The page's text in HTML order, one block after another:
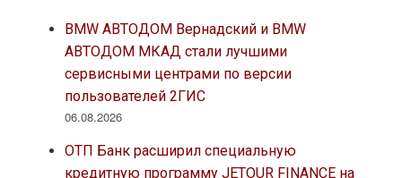
BMW АВТОДОМ Вернадский и BMW
АВТОДОМ МКАД стали лучшими
сервисными центрами по версии
пользователей 2ГИС
06.08.2026
ОТП Банк расширил специальную
кредитную программу JETOUR FINANCE на